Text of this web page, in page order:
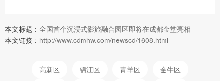
本文标题： 全国首个沉浸式影旅融合园区即将在成都金堂亮相
本文链接： http://www.cdmhw.com/newscd/1608.html
高新区 锦江区 青羊区
金牛区